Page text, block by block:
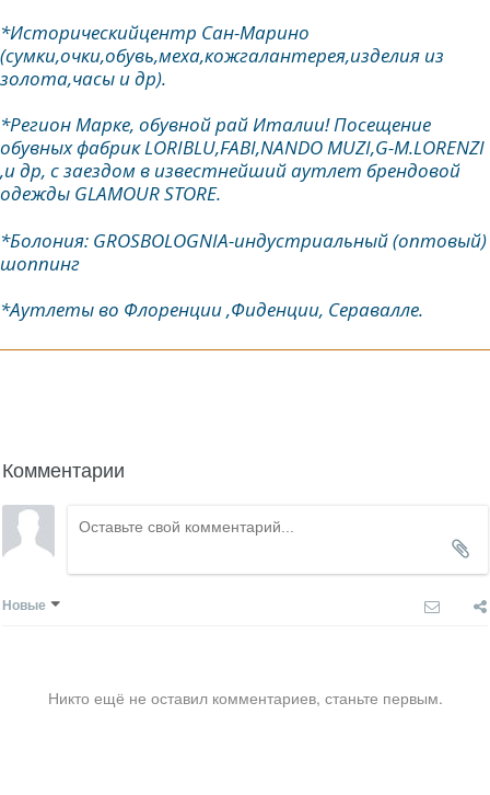
*Историческийцентр Сан-Марино
(сумки,очки,обувь,меха,кожгалантерея,изделия из
золота,часы и др).
*Регион Марке, обувной рай Италии! Посещение
обувных фабрик LORIBLU,FABI,NANDO MUZI,G-M.LORENZI
,и др, с заездом в известнейший аутлет брендовой
одежды GLAMOUR STORE.
*Болония: GROSBOLOGNIA-индустриальный (оптовый)
шоппинг
*Аутлеты во Флоренции ,Фиденции, Серавалле.
Комментарии
Новые
Никто ещё не оставил комментариев, станьте первым.